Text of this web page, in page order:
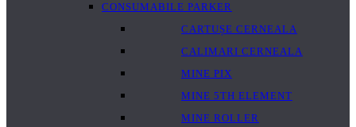
CONSUMABILE PARKER
CARTUȘE CERNEALA
CALIMARI CERNEALA
MINE PIX
MINE 5TH ELEMENT
MINE ROLLER